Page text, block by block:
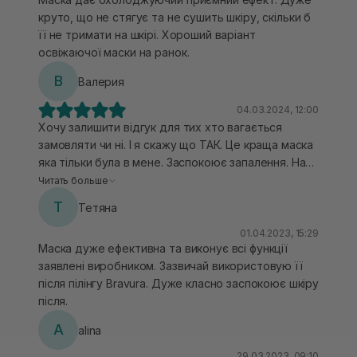
вона висохла.Тоді результат значно кращий.
Рекомендую як засіб для заспокоєння та
відновлення після пілінгів і активного догляду! 💚
круто, що не стягує та не сушить шкіру, скільки б
її не тримати на шкірі. Хороший варіант
освіжаючої маски на ранок.
В Валерия
04.03.2024, 12:00
Хочу залишити відгук для тих хто вагається
замовляти чи ні. І я скажу що ТАК. Це краща маска
яка тільки була в мене. Заспокоює запалення. На
наступний день вже стають майже непомітним. Я
Читать больше
Т Тетяна
01.04.2023, 15:29
Маска дуже ефективна та виконує всі функції
заявлені виробником. Зазвичай використовую її
після пілінгу Bravura. Дуже класно заспокоює шкіру
після.
A alina